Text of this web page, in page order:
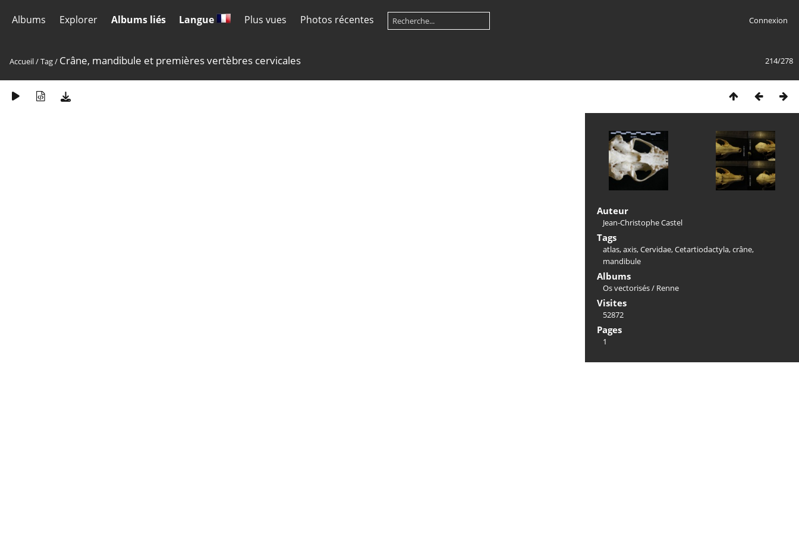
Albums Explorer Albums liés Langue Plus vues Photos récentes Connexion
214/278
Accueil/Tag/ Crâne, mandibule et premières vertèbres cervicales
Auteur
Jean-Christophe Castel
Tags
atlas,axis,Cervidae,Cetartiodactyla,crâne,
mandibule
Albums
Os vectorisés/ Renne
Visites
52872
Pages
1